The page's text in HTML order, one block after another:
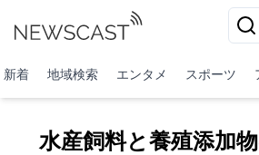
新着 地域検索 エンタメ スポーツ
水産飼料と養殖添加